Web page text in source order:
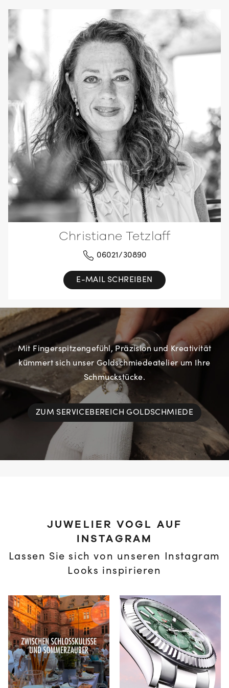
Christiane Tetzlaff
06021/30890
E-MAIL SCHREIBEN
Mit Fingerspitzengefühl, Präzision und Kreativität
kümmert sich unser Goldschmiedeatelier um Ihre
Schmuckstücke.
ZUM SERVICEBEREICH GOLDSCHMIEDE
JUWELIER VOGL AUF
INSTAGRAM
Lassen Sie sich von unseren Instagram
Looks inspirieren